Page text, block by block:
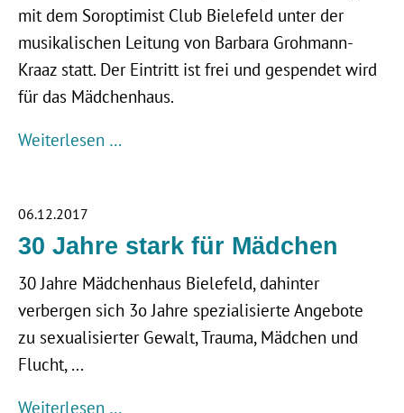
mit dem Soroptimist Club Bielefeld unter der
musikalischen Leitung von Barbara Grohmann-
Kraaz statt. Der Eintritt ist frei und gespendet wird
für das Mädchenhaus.
Weiterlesen …
06.12.2017
30 Jahre stark für Mädchen
30 Jahre Mädchenhaus Bielefeld, dahinter
verbergen sich 3o Jahre spezialisierte Angebote
zu sexualisierter Gewalt, Trauma, Mädchen und
Flucht, ...
Weiterlesen …